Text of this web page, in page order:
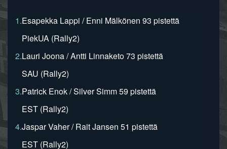
1.Esapekka Lappi / Enni Mälkönen 93 pistettä
PiekUA (Rally2)
2.Lauri Joona / Antti Linnaketo 73 pistettä
SAU (Rally2)
3.Patrick Enok / Silver Simm 59 pistettä
EST (Rally2)
4.Jaspar Vaher / Rait Jansen 51 pistettä
EST (Rally2)